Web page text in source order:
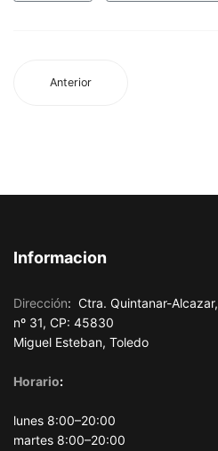
Anterior
Informacion
Dirección: Ctra. Quintanar-Alcazar,
nº 31, CP: 45830
Miguel Esteban, Toledo
Horario:
lunes 8:00–20:00
martes 8:00–20:00